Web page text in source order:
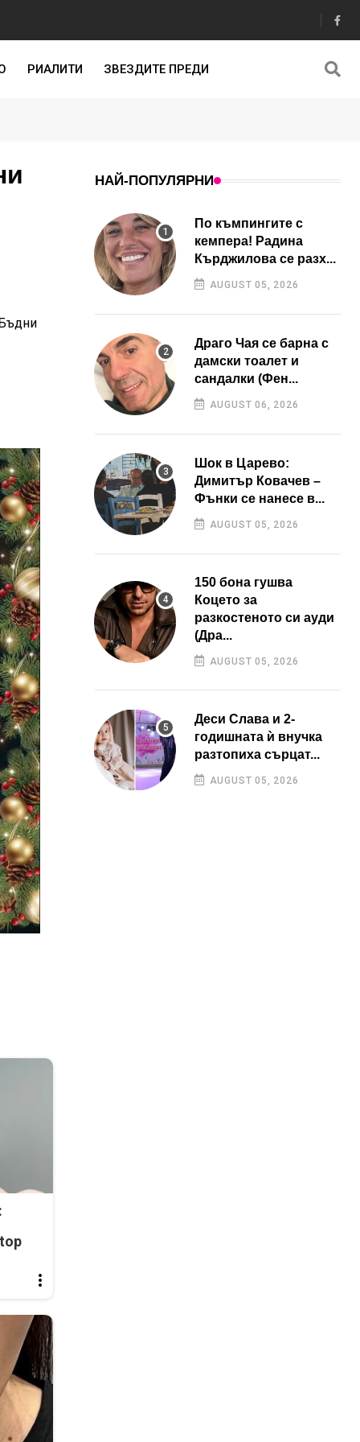
РИАЛИТИ ЗВЕЗДИТЕ ПРЕДИ
НАЙ-ПОПУЛЯРНИ
По къмпингите с
кемпера! Радина
Кърджилова се разх...
AUGUST 05, 2026
Драго Чая се барна с
дамски тоалет и
сандалки (Фен...
AUGUST 06, 2026
Шок в Царево:
Димитър Ковачев –
Фънки се нанесе в...
AUGUST 05, 2026
150 бона гушва
Коцето за
разкостеното си ауди
(Дра...
AUGUST 05, 2026
Деси Слава и 2-
годишната ѝ внучка
разтопиха сърцат...
AUGUST 05, 2026